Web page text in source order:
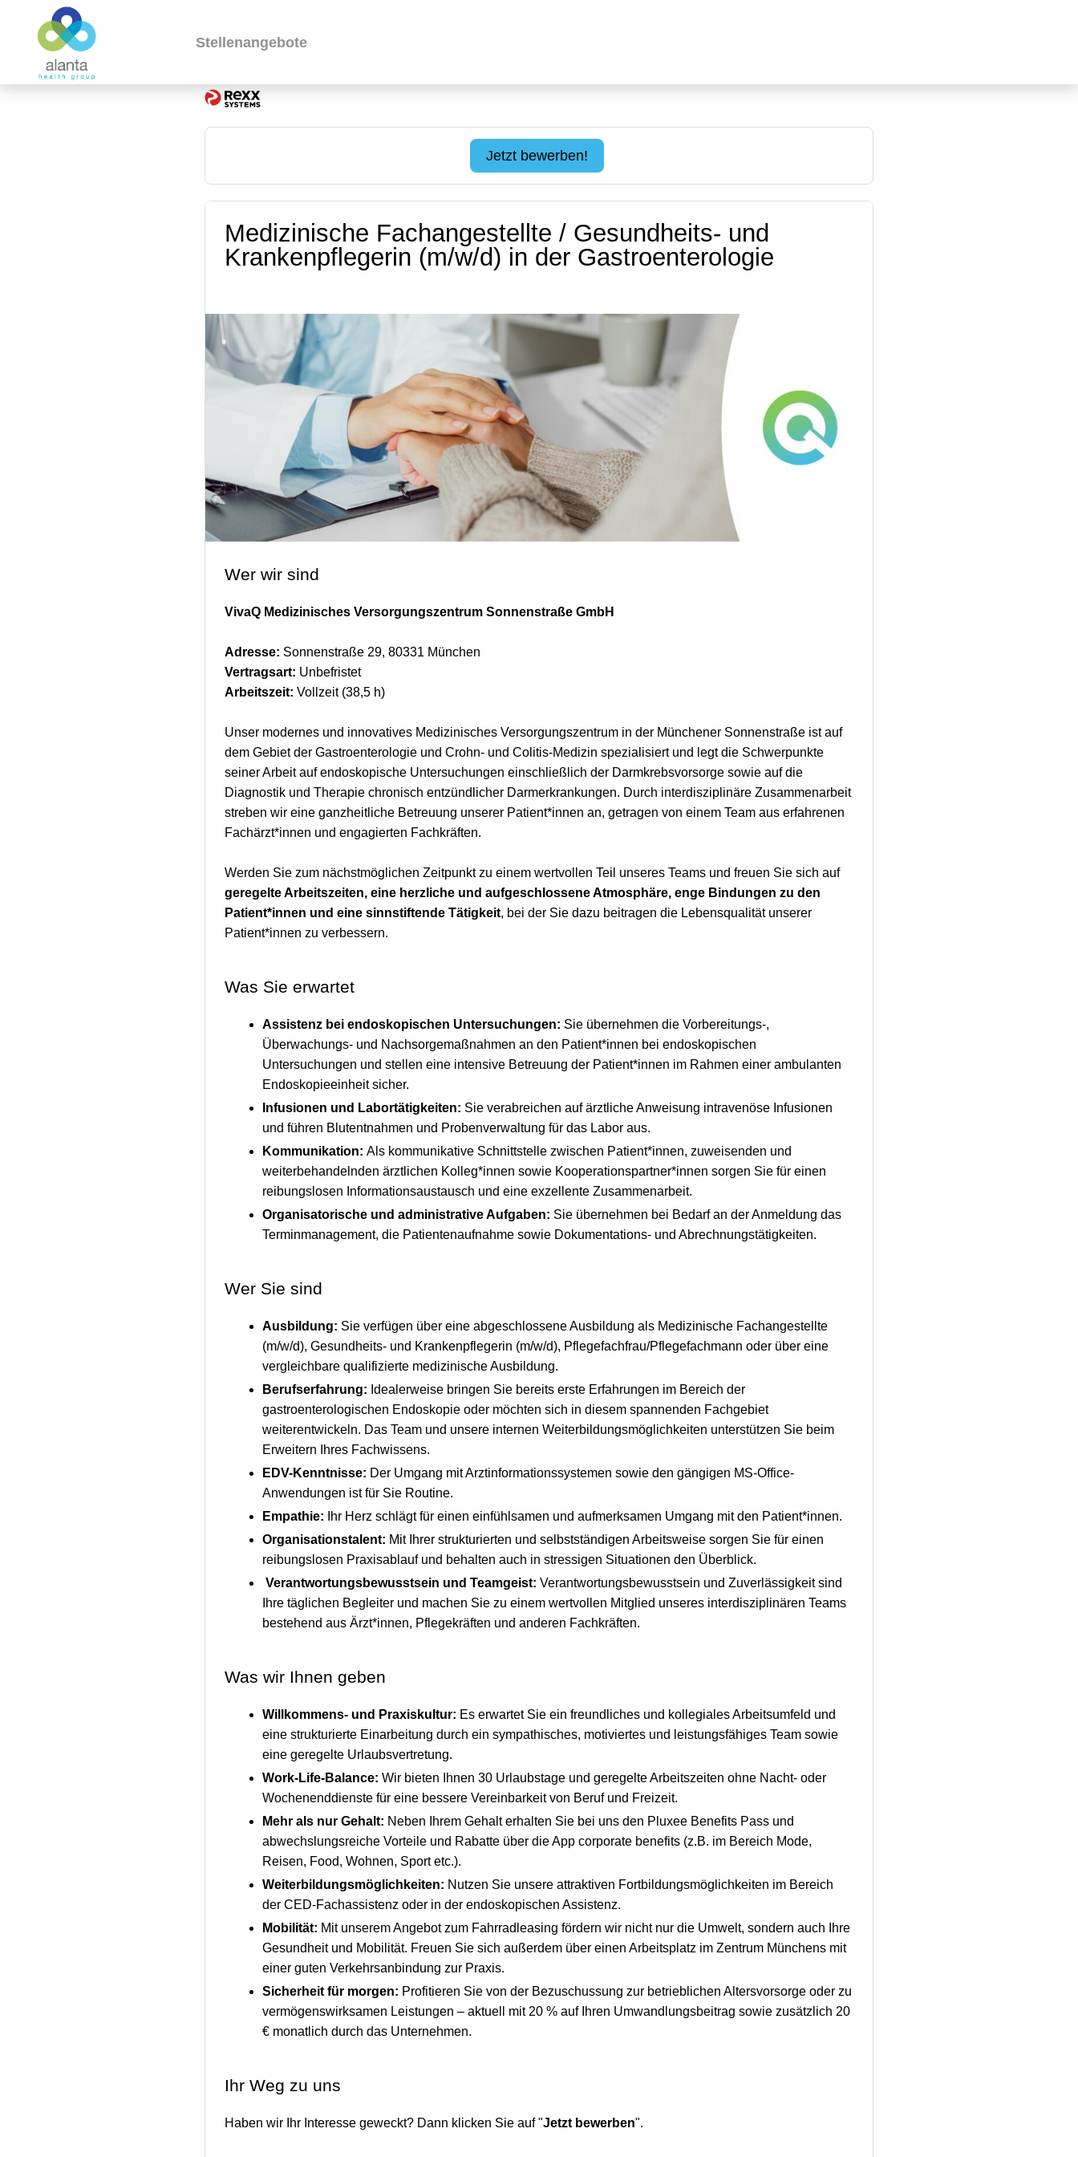
Stellenangebote
Jetzt bewerben!
Medizinische Fachangestellte / Gesundheits- und
Krankenpflegerin (m/w/d) in der Gastroenterologie
Wer wir sind
VivaQ Medizinisches Versorgungszentrum Sonnenstraße GmbH
Adresse: Sonnenstraße 29, 80331 München
Vertragsart: Unbefristet
Arbeitszeit: Vollzeit (38,5 h)
Unser modernes und innovatives Medizinisches Versorgungszentrum in der Münchener Sonnenstraße ist auf
dem Gebiet der Gastroenterologie und Crohn- und Colitis-Medizin spezialisiert und legt die Schwerpunkte
seiner Arbeit auf endoskopische Untersuchungen einschließlich der Darmkrebsvorsorge sowie auf die
Diagnostik und Therapie chronisch entzündlicher Darmerkrankungen. Durch interdisziplinäre Zusammenarbeit
streben wir eine ganzheitliche Betreuung unserer Patient*innen an, getragen von einem Team aus erfahrenen
Fachärzt*innen und engagierten Fachkräften.
Werden Sie zum nächstmöglichen Zeitpunkt zu einem wertvollen Teil unseres Teams und freuen Sie sich auf
geregelte Arbeitszeiten, eine herzliche und aufgeschlossene Atmosphäre, enge Bindungen zu den
Patient*innen und eine sinnstiftende Tätigkeit, bei der Sie dazu beitragen die Lebensqualität unserer
Patient*innen zu verbessern.
Was Sie erwartet
Assistenz bei endoskopischen Untersuchungen: Sie übernehmen die Vorbereitungs-,
Überwachungs- und Nachsorgemaßnahmen an den Patient*innen bei endoskopischen
Untersuchungen und stellen eine intensive Betreuung der Patient*innen im Rahmen einer ambulanten
Endoskopieeinheit sicher.
Infusionen und Labortätigkeiten: Sie verabreichen auf ärztliche Anweisung intravenöse Infusionen
und führen Blutentnahmen und Probenverwaltung für das Labor aus.
Kommunikation: Als kommunikative Schnittstelle zwischen Patient*innen, zuweisenden und
weiterbehandelnden ärztlichen Kolleg*innen sowie Kooperationspartner*innen sorgen Sie für einen
reibungslosen Informationsaustausch und eine exzellente Zusammenarbeit.
Organisatorische und administrative Aufgaben: Sie übernehmen bei Bedarf an der Anmeldung das
Terminmanagement, die Patientenaufnahme sowie Dokumentations- und Abrechnungstätigkeiten.
Wer Sie sind
Ausbildung: Sie verfügen über eine abgeschlossene Ausbildung als Medizinische Fachangestellte
(m/w/d), Gesundheits- und Krankenpflegerin (m/w/d), Pflegefachfrau/Pflegefachmann oder über eine
vergleichbare qualifizierte medizinische Ausbildung.
Berufserfahrung: Idealerweise bringen Sie bereits erste Erfahrungen im Bereich der
gastroenterologischen Endoskopie oder möchten sich in diesem spannenden Fachgebiet
weiterentwickeln. Das Team und unsere internen Weiterbildungsmöglichkeiten unterstützen Sie beim
Erweitern Ihres Fachwissens.
EDV-Kenntnisse: Der Umgang mit Arztinformationssystemen sowie den gängigen MS-Office-
Anwendungen ist für Sie Routine.
Empathie: Ihr Herz schlägt für einen einfühlsamen und aufmerksamen Umgang mit den Patient*innen.
Organisationstalent: Mit Ihrer strukturierten und selbstständigen Arbeitsweise sorgen Sie für einen
reibungslosen Praxisablauf und behalten auch in stressigen Situationen den Überblick.
Verantwortungsbewusstsein und Teamgeist: Verantwortungsbewusstsein und Zuverlässigkeit sind
Ihre täglichen Begleiter und machen Sie zu einem wertvollen Mitglied unseres interdisziplinären Teams
bestehend aus Ärzt*innen, Pflegekräften und anderen Fachkräften.
Was wir Ihnen geben
Willkommens- und Praxiskultur: Es erwartet Sie ein freundliches und kollegiales Arbeitsumfeld und
eine strukturierte Einarbeitung durch ein sympathisches, motiviertes und leistungsfähiges Team sowie
eine geregelte Urlaubsvertretung.
Work-Life-Balance: Wir bieten Ihnen 30 Urlaubstage und geregelte Arbeitszeiten ohne Nacht- oder
Wochenenddienste für eine bessere Vereinbarkeit von Beruf und Freizeit.
Mehr als nur Gehalt: Neben Ihrem Gehalt erhalten Sie bei uns den Pluxee Benefits Pass und
abwechslungsreiche Vorteile und Rabatte über die App corporate benefits (z.B. im Bereich Mode,
Reisen, Food, Wohnen, Sport etc.).
Weiterbildungsmöglichkeiten: Nutzen Sie unsere attraktiven Fortbildungsmöglichkeiten im Bereich
der CED-Fachassistenz oder in der endoskopischen Assistenz.
Mobilität: Mit unserem Angebot zum Fahrradleasing fördern wir nicht nur die Umwelt, sondern auch Ihre
Gesundheit und Mobilität. Freuen Sie sich außerdem über einen Arbeitsplatz im Zentrum Münchens mit
einer guten Verkehrsanbindung zur Praxis.
Sicherheit für morgen: Profitieren Sie von der Bezuschussung zur betrieblichen Altersvorsorge oder zu
vermögenswirksamen Leistungen – aktuell mit 20 % auf Ihren Umwandlungsbeitrag sowie zusätzlich 20
€ monatlich durch das Unternehmen.
Ihr Weg zu uns
Haben wir Ihr Interesse geweckt? Dann klicken Sie auf "Jetzt bewerben".